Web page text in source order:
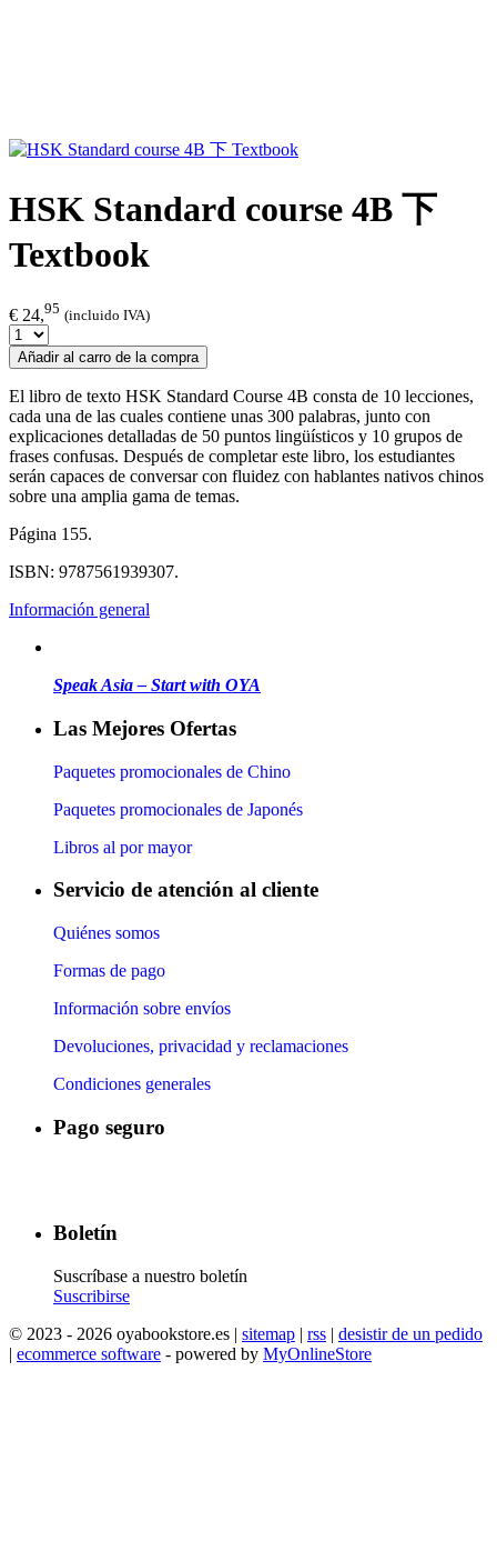
HSK Standard course 4B 下
Textbook
€ 24, 95 (incluido IVA)
Añadir al carro de la compra
El libro de texto HSK Standard Course 4B consta de 10 lecciones,
cada una de las cuales contiene unas 300 palabras, junto con
explicaciones detalladas de 50 puntos lingüísticos y 10 grupos de
frases confusas. Después de completar este libro, los estudiantes
serán capaces de conversar con fluidez con hablantes nativos chinos
sobre una amplia gama de temas.
Página 155.
ISBN: 9787561939307.
Información general
Speak Asia – Start with OYA
Las Mejores Ofertas
Paquetes promocionales de Chino
Paquetes promocionales de Japonés
Libros al por mayor
Servicio de atención al cliente
Quiénes somos
Formas de pago
Información sobre envíos
Devoluciones, privacidad y reclamaciones
Condiciones generales
Pago seguro
Boletín
Suscríbase a nuestro boletín
Suscribirse
© 2023 - 2026 oyabookstore.es | sitemap | rss | desistir de un pedido
| ecommerce software - powered by MyOnlineStore